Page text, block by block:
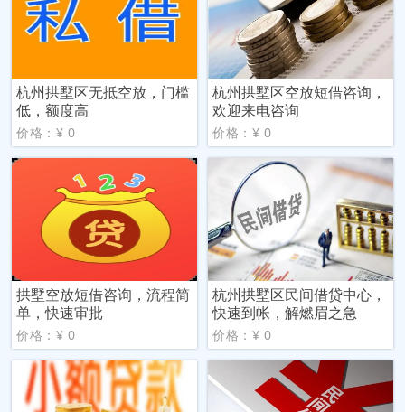
杭州拱墅区无抵空放，门槛
低，额度高
价格：¥ 0
杭州拱墅区空放短借咨询，
欢迎来电咨询
价格：¥ 0
拱墅空放短借咨询，流程简
单，快速审批
价格：¥ 0
杭州拱墅区民间借贷中心，
快速到帐，解燃眉之急
价格：¥ 0